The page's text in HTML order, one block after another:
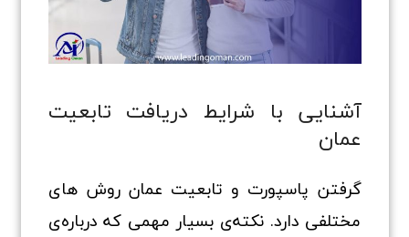
آشنایی با شرایط دریافت تابعیت
عمان
گرفتن پاسپورت و تابعیت عمان روش های
مختلفی دارد. نکته‌ی بسیار مهمی که درباره‌ی